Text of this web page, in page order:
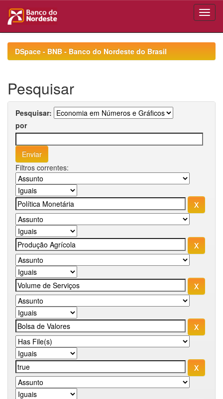
navigationDSpace - BNB - Banco do Nordeste do Brasil
Pesquisar
Pesquisar:
por
Filtros correntes: